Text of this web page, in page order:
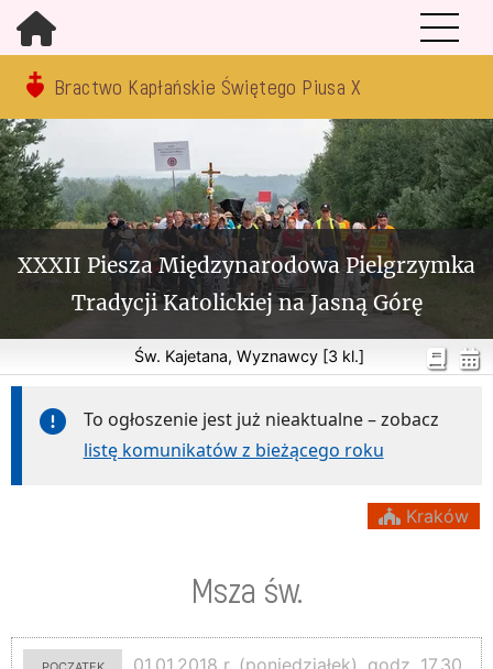
Bractwo Kapłańskie Świętego Piusa X
XXXII Piesza Międzynarodowa Pielgrzymka
Tradycji Katolickiej na Jasną Górę
Św. Kajetana, Wyznawcy [3 kl.]
To ogłoszenie jest już nieaktualne – zobacz
listę komunikatów z bieżącego roku
Kraków
Msza św.
początek
01.01.2018 r. (poniedziałek), godz. 17.30